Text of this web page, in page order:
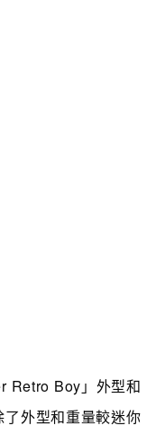
Retro Boy」外型和
外型和重量較迷你